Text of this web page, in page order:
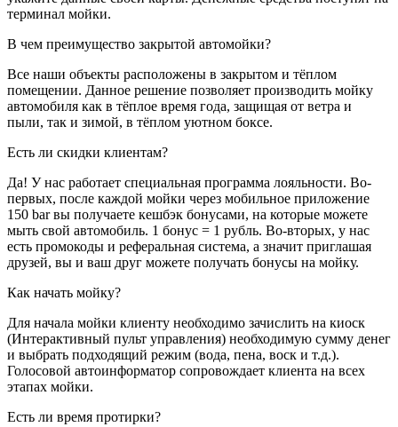
терминал мойки.
В чем преимущество закрытой автомойки?
Все наши объекты расположены в закрытом и тёплом
помещении. Данное решение позволяет производить мойку
автомобиля как в тёплое время года, защищая от ветра и
пыли, так и зимой, в тёплом уютном боксе.
Есть ли скидки клиентам?
Да! У нас работает специальная программа лояльности. Во-
первых, после каждой мойки через мобильное приложение
150 bar вы получаете кешбэк бонусами, на которые можете
мыть свой автомобиль. 1 бонус = 1 рубль. Во-вторых, у нас
есть промокоды и реферальная система, а значит приглашая
друзей, вы и ваш друг можете получать бонусы на мойку.
Как начать мойку?
Для начала мойки клиенту необходимо зачислить на киоск
(Интерактивный пульт управления) необходимую сумму денег
и выбрать подходящий режим (вода, пена, воск и т.д.).
Голосовой автоинформатор сопровождает клиента на всех
этапах мойки.
Есть ли время протирки?